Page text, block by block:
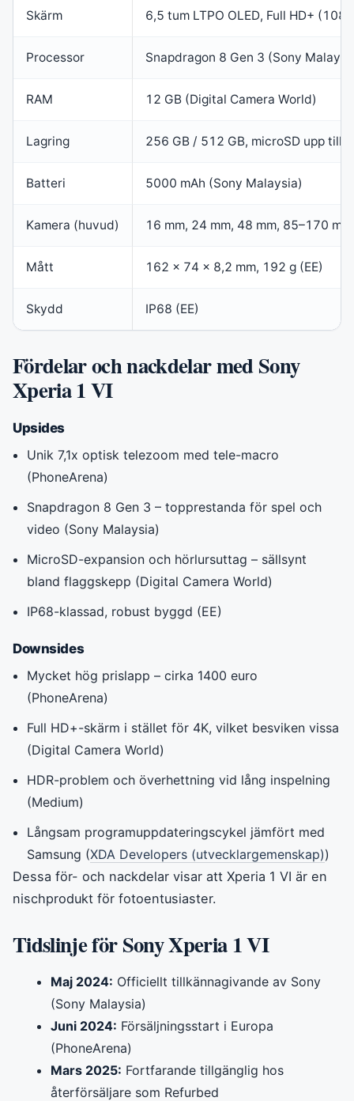
Skärm 6,5 tum LTPO OLED, Full HD+
Processor Snapdragon 8 Gen 3 (Sony
RAM 12 GB (Digital Camera World)
Lagring 256 GB / 512 GB, microSD upp till
Batteri 5000 mAh (Sony Malaysia)
Kamera (huvud) 16 mm, 24 mm, 48 mm, 85–170
Mått 162 × 74 × 8,2 mm, 192 g (EE)
Skydd IP68 (EE)
Fördelar och nackdelar med Sony
Xperia 1 VI
Upsides
Unik 7,1x optisk telezoom med tele-macro
(PhoneArena)
Snapdragon 8 Gen 3 – topprestanda för spel och
video (Sony Malaysia)
MicroSD-expansion och hörlursuttag – sällsynt
bland flaggskepp (Digital Camera World)
IP68-klassad, robust byggd (EE)
Downsides
Mycket hög prislapp – cirka 1400 euro
(PhoneArena)
Full HD+-skärm i stället för 4K, vilket besviken vissa
(Digital Camera World)
HDR-problem och överhettning vid lång inspelning
(Medium)
Långsam programuppdateringscykel jämfört med
Samsung (XDA Developers (utvecklargemenskap))
Dessa för- och nackdelar visar att Xperia 1 VI är en
nischprodukt för fotoentusiaster.
Tidslinje för Sony Xperia 1 VI
Maj 2024: Officiellt tillkännagivande av Sony
(Sony Malaysia)
Juni 2024: Försäljningsstart i Europa
(PhoneArena)
Mars 2025: Fortfarande tillgänglig hos
återförsäljare som Refurbed